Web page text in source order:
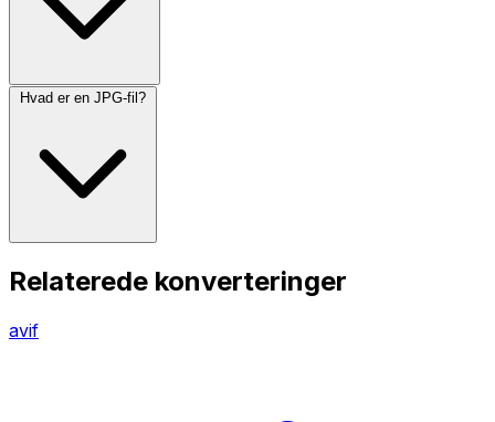
Hvad er en JPG-fil?
Relaterede konverteringer
avif